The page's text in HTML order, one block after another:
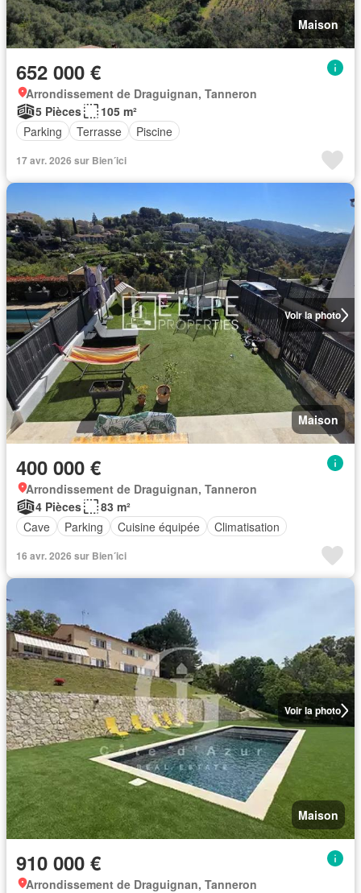
Maison
652 000 €
Arrondissement de Draguignan, Tanneron
5 Pièces
105 m²
Parking
Terrasse Piscine
17 avr. 2026 sur Bien´ici
Voir la photo
Maison
400 000 €
Arrondissement de Draguignan, Tanneron
4 Pièces
83 m²
Cave
Parking Cuisine équipée Climatisation
16 avr. 2026 sur Bien´ici
Voir la photo
Maison
910 000 €
Arrondissement de Draguignan, Tanneron